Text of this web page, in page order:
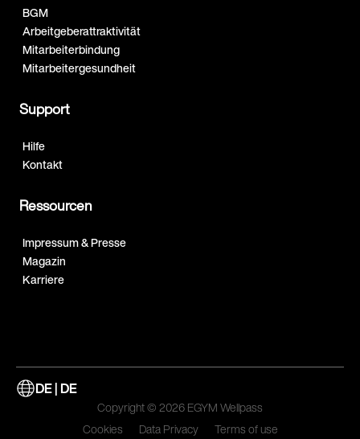
BGM
Arbeitgeberattraktivität
Mitarbeiterbindung
Mitarbeitergesundheit
Support
Hilfe
Kontakt
Ressourcen
Impressum & Presse
Magazin
Karriere
DE | DE
Copyright © 2026 EGYM Wellpass
Cookies
Data Privacy Terms of use